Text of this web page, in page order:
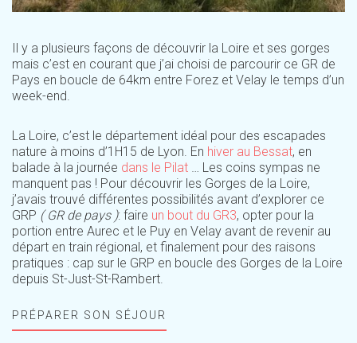
Il y a plusieurs façons de découvrir la Loire et ses gorges
mais c’est en courant que j’ai choisi de parcourir ce GR de
Pays en boucle de 64km entre Forez et Velay le temps d’un
week-end.
La Loire, c’est le département idéal pour des escapades
nature à moins d’1H15 de Lyon. En hiver au Bessat, en
balade à la journée dans le Pilat … Les coins sympas ne
manquent pas ! Pour découvrir les Gorges de la Loire,
j’avais trouvé différentes possibilités avant d’explorer ce
GRP ( GR de pays ): faire un bout du GR3, opter pour la
portion entre Aurec et le Puy en Velay avant de revenir au
départ en train régional, et finalement pour des raisons
pratiques : cap sur le GRP en boucle des Gorges de la Loire
depuis St-Just-St-Rambert.
PRÉPARER SON SÉJOUR